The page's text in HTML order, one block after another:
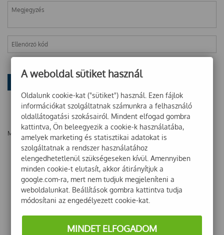
Még nincsenek vélemények ehhez a termékhez!
A weboldal sütiket használ
Oldalunk cookie-kat ("sütiket") használ. Ezen fájlok
információkat szolgáltatnak számunkra a felhasználó
oldallátogatási szokásairól. Mindent elfogad gombra
kattintva, Ön beleegyezik a cookie-k használatába,
amelyek marketing és statisztikai adatokat is
szolgáltatnak a rendszer használatához
elengedhetetlenül szükségeseken kívül. Amennyiben
minden cookie-t elutasít, akkor átirányítjuk a
google.com-ra, mert nem tudjuk megjeleníteni a
weboldalunkat. Beállítások gombra kattintva tudja
módosítani az engedélyezett cookie-kat.
MINDET ELFOGADOM